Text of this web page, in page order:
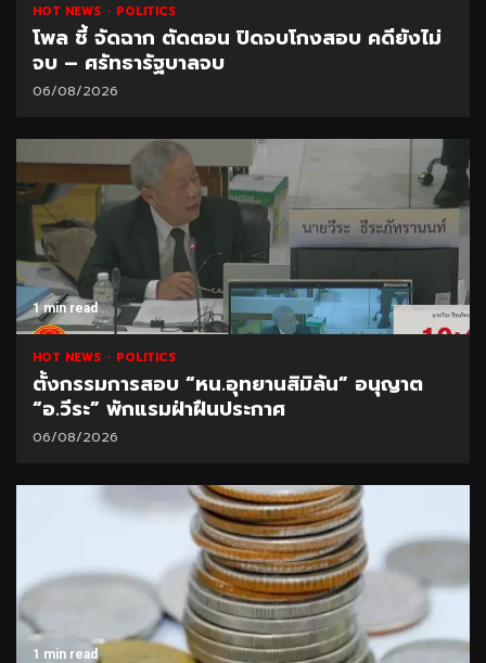
HOT NEWS POLITICS
โพล ชี้ จัดฉาก ตัดตอน ปิดจบโกงสอบ คดียังไม่
จบ – ศรัทธารัฐบาลจบ
06/08/2026
1 min read
HOT NEWS POLITICS
ตั้งกรรมการสอบ “หน.อุทยานสิมิลัน” อนุญาต
“อ.วีระ” พักแรมฝ่าฝืนประกาศ
06/08/2026
1 min read